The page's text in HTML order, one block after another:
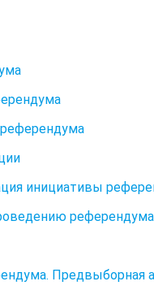
референдума
инициативы
референдума
Предвыборная